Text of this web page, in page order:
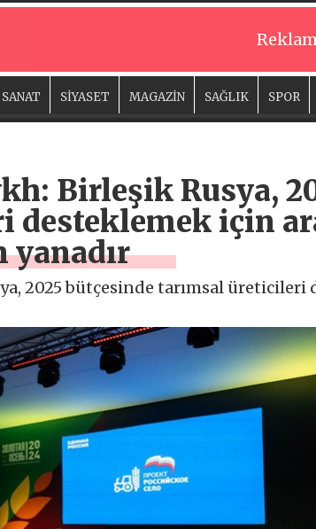
SİYASET MAGAZİN SAĞLIK SPOR
Birleşik Rusya,
desteklemek için
2025 bütçesinde tarımsal